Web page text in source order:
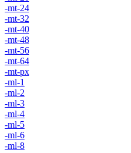
-mt-24
-mt-32
-mt-40
-mt-48
-mt-56
-mt-64
-mt-px
-ml-1
-ml-2
-ml-3
-ml-4
-ml-5
-ml-6
-ml-8